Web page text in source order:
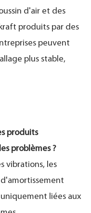
d'air et des
produits par des
peuvent
plus stable,
produits
problèmes ?
vibrations, les
liées aux